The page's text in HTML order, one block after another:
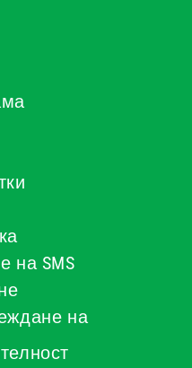
на SMS
на